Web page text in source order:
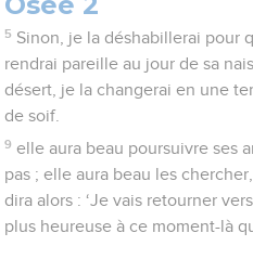
5 Sinon, je la déshabillerai pour
rendrai pareille au jour de sa
désert, je la changerai en une
de soif.
9 elle aura beau poursuivre ses
pas ; elle aura beau les
dira alors : ‘Je vais retourner
plus heureuse à ce moment-là